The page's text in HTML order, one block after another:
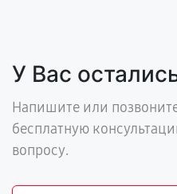
У Вас
Напишите или
бесплатную
вопросу.